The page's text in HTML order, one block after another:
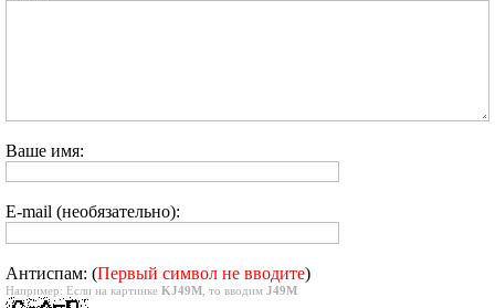
Ваше имя:
E-mail (необязательно):
Антиспам: (Первый символ не вводите)
Например: Если на картинке KJ49M , то вводим J49M